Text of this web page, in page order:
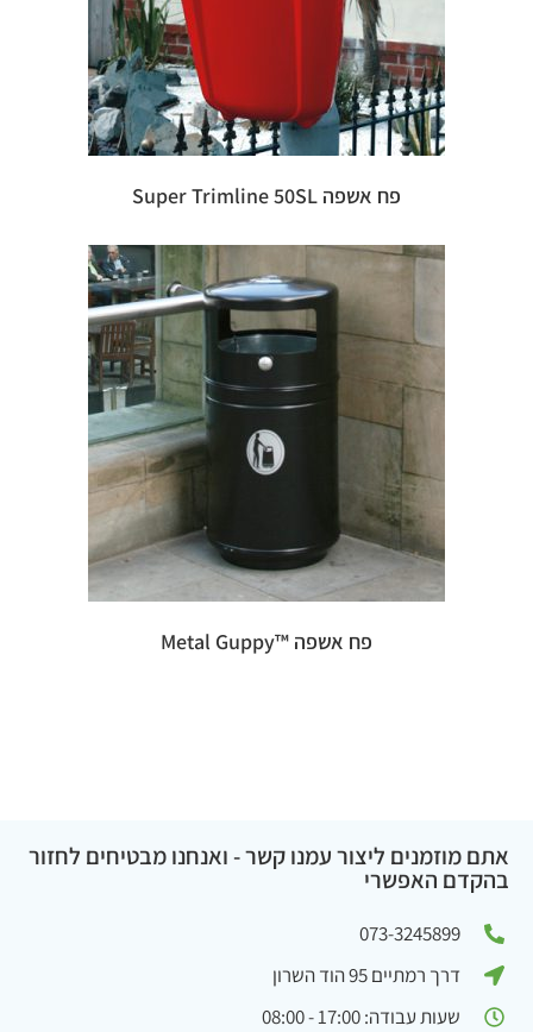
פח אשפה Super Trimline 50SL
פח אשפה ™Metal Guppy
אתם מוזמנים ליצור עמנו קשר - ואנחנו מבטיחים לחזור
בהקדם האפשרי
073-3245899
דרך רמתיים 95 הוד השרון
שעות עבודה: 17:00 - 08:00